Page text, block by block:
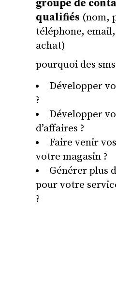
groupe de
qualifiés (nom,
téléphone,
achat)
pourquoi des sms
Développer
?
Développer
d’affaires ?
Faire venir
votre magasin ?
Générer plus
pour votre
?